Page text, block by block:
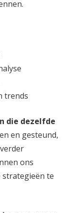
trends
die dezelfde
en gesteund,
ons
strategieën te